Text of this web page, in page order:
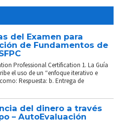
del Examen para
de Fundamentos de
Professional Certification 1. La Guía
el uso de un “enfoque iterativo e
Respuesta: b. Entrega de
del dinero a través
– AutoEvaluación